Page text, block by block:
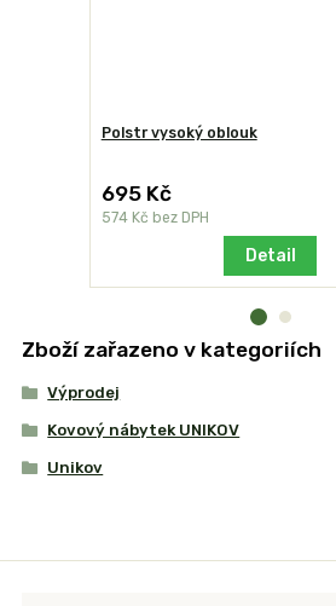
Polstr vysoký oblouk
695 Kč
574 Kč bez DPH
Detail
Zboží zařazeno v kategoriích
Výprodej
Kovový nábytek UNIKOV
Unikov